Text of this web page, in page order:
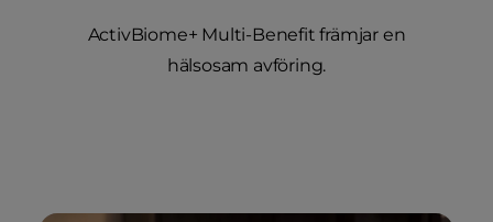
ActivBiome+ Multi-Benefit främjar en
hälsosam avföring.